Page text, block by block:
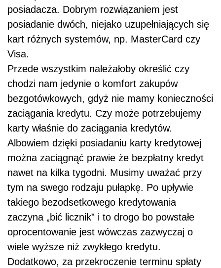
posiadacza. Dobrym rozwiązaniem jest
posiadanie dwóch, niejako uzupełniających się
kart różnych systemów, np. MasterCard czy
Visa.
Przede wszystkim należałoby określić czy
chodzi nam jedynie o komfort zakupów
bezgotówkowych, gdyż nie mamy konieczności
zaciągania kredytu. Czy może potrzebujemy
karty właśnie do zaciągania kredytów.
Albowiem dzięki posiadaniu karty kredytowej
można zaciągnąć prawie że bezpłatny kredyt
nawet na kilka tygodni. Musimy uważać przy
tym na swego rodzaju pułapkę. Po upływie
takiego bezodsetkowego kredytowania
zaczyna „bić licznik” i to drogo bo powstałe
oprocentowanie jest wówczas zazwyczaj o
wiele wyższe niż zwykłego kredytu.
Dodatkowo, za przekroczenie terminu spłaty